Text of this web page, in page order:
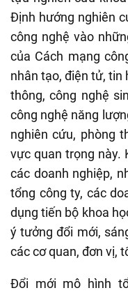
Định hướng nghiên
công nghệ vào
của Cách mạng
nhân tạo, điện tử, tin
thông, công nghệ
công nghệ năng
nghiên cứu, phòng
vực quan trọng này.
các doanh nghiệp,
tổng công ty, các
dụng tiến bộ khoa
ý tưởng đổi mới,
các cơ quan, đơn vị,
Đổi mới mô hình